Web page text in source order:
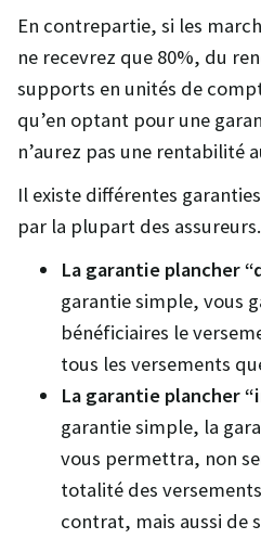
En contrepartie, si les
ne recevrez que 80%, du
supports en unités de
qu’en optant pour une
n’aurez pas une rentabilité
Il existe différentes
par la plupart des
La garantie plancher
garantie simple, vous
bénéficiaires le
tous les versements
La garantie plancher
garantie simple, la
vous permettra, non
totalité des
contrat, mais aussi de